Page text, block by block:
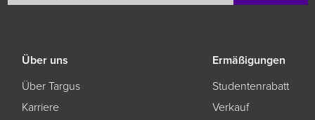
Über uns
Über Targus
Karriere
Ermäßigungen
Studentenrabatt
Verkauf